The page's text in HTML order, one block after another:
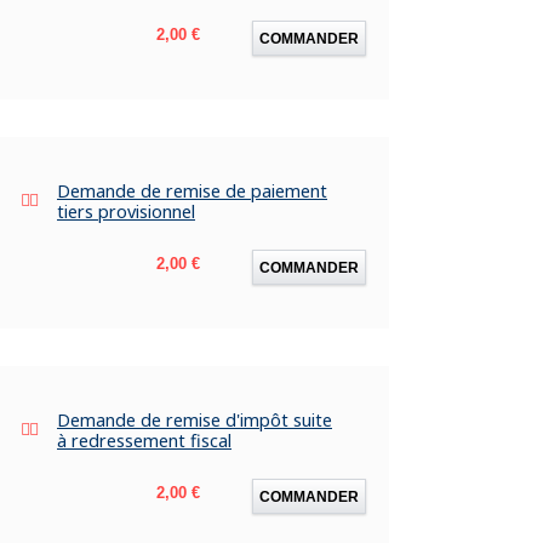
Prix
2,00 € COMMANDER
Demande de remise de paiement
tiers provisionnel
Prix
2,00 € COMMANDER
Demande de remise d'impôt suite
à redressement fiscal
Prix
2,00 € COMMANDER